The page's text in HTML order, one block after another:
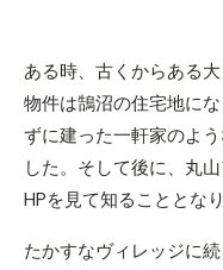
ある時、古くからある
物件は鵠沼の住宅地に
ずに建った一軒家のよ
した。そして後に、丸
HPを見て知ることとなり
たかすなヴィレッジに